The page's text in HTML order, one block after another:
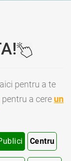
pentru a te
pentru a cere un
Centru